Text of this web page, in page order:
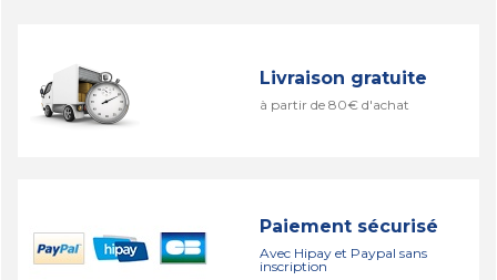
Livraison gratuite
à partir de 80€ d'achat
Paiement sécurisé
Avec Hipay et Paypal sans
inscription